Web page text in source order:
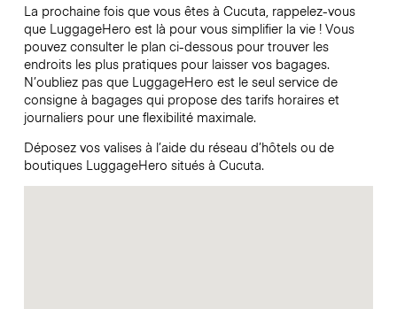
La prochaine fois que vous êtes à Cucuta, rappelez-vous
que LuggageHero est là pour vous simplifier la vie ! Vous
pouvez consulter le plan ci-dessous pour trouver les
endroits les plus pratiques pour laisser vos bagages.
N’oubliez pas que LuggageHero est le seul service de
consigne à bagages qui propose des tarifs horaires et
journaliers pour une flexibilité maximale.
Déposez vos valises à l’aide du réseau d’hôtels ou de
boutiques LuggageHero situés à Cucuta.